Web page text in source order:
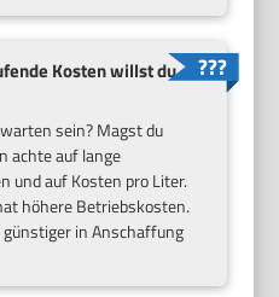
Kosten willst du
sein? Magst du
achte auf lange
und auf Kosten pro Liter.
höhere Betriebskosten.
in Anschaffung